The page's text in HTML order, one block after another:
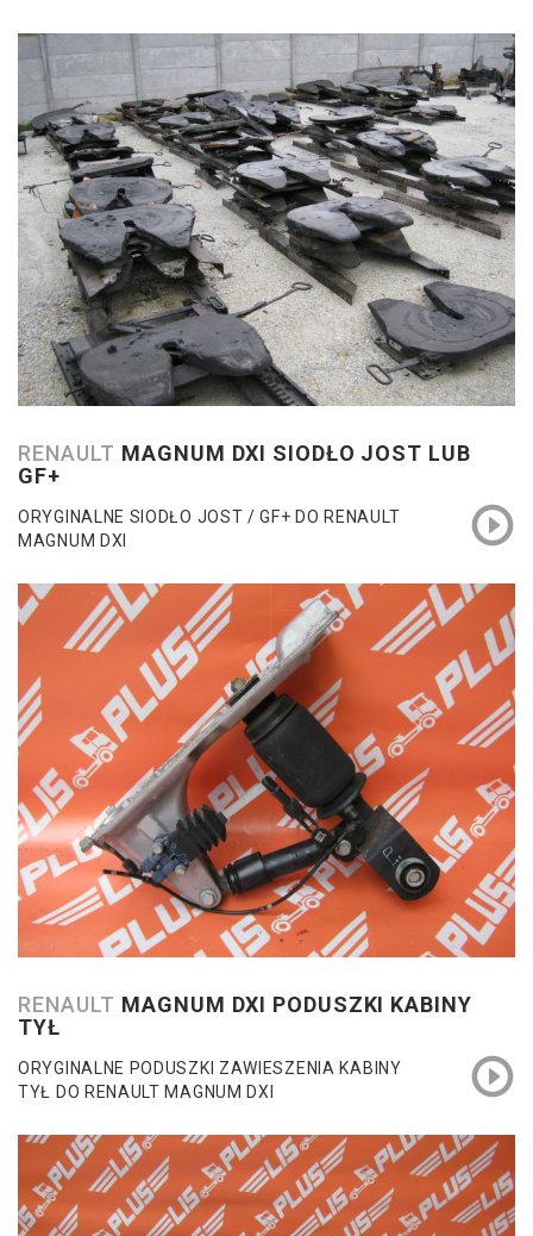
RENAULT MAGNUM DXI SIODŁO JOST LUB
GF+
ORYGINALNE SIODŁO JOST / GF+ DO RENAULT
MAGNUM DXI
RENAULT MAGNUM DXI PODUSZKI KABINY
TYŁ
ORYGINALNE PODUSZKI ZAWIESZENIA KABINY
TYŁ DO RENAULT MAGNUM DXI